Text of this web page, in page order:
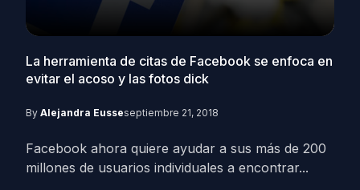
La herramienta de citas de Facebook se enfoca en
evitar el acoso y las fotos dick
By Alejandra Eusseseptiembre 21, 2018
Facebook ahora quiere ayudar a sus más de 200
millones de usuarios individuales a encontrar...